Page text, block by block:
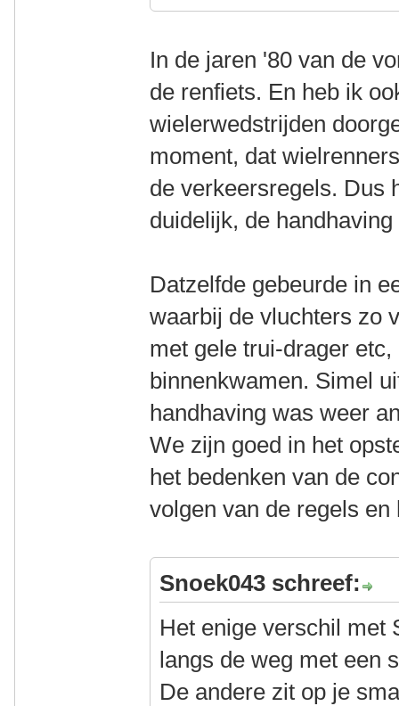
In de jaren '80 van de
de renfiets. En heb ik
wielerwedstrijden
moment, dat
de verkeersregels. Dus
duidelijk, de
Datzelfde gebeurde in
waarbij de vluchters zo
met gele trui-drager
binnenkwamen. Simel
handhaving was weer
We zijn goed in het
het bedenken van de
volgen van de regels en
Snoek043 schreef:
Het enige verschil met
langs de weg met een
De andere zit op je